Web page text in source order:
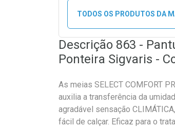
TODOS OS PRODUTOS DA
Descrição 863 -
Ponteira Sigvaris -
As meias SELECT COMFORT
auxilia a transferência da
agradável sensação
fácil de calçar. Eficaz para o